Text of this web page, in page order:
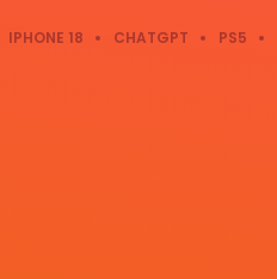
IPHONE 18 CHATGPT PS5